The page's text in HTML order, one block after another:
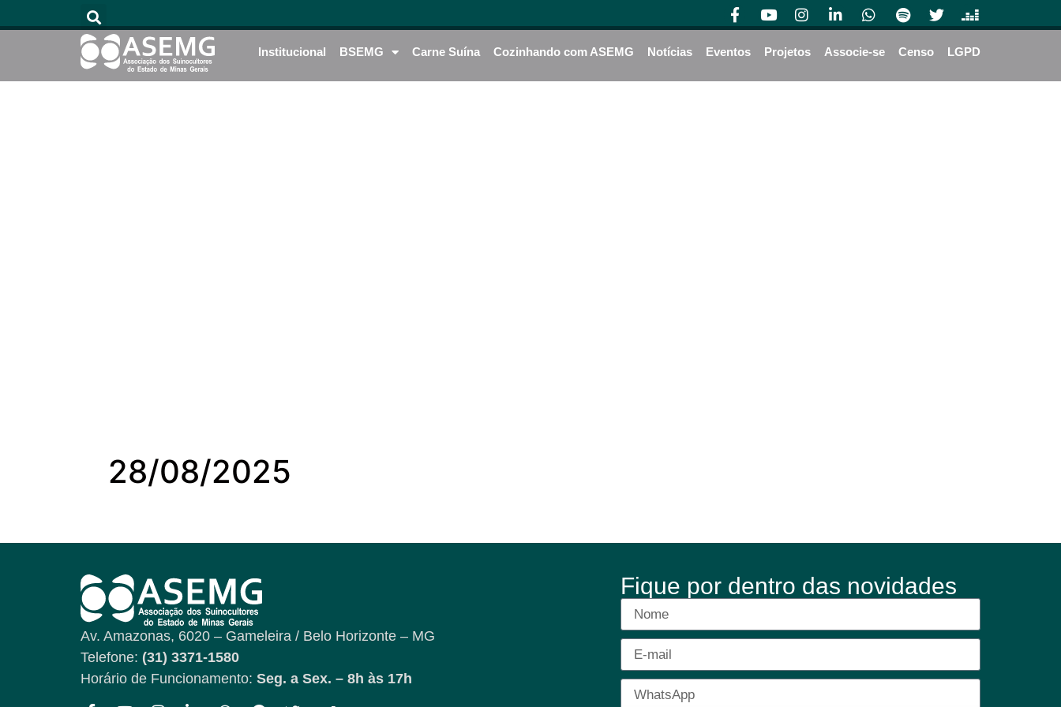
Institucional BSEMG Carne Suína Cozinhando com ASEMG Notícias Eventos Projetos Associe-se Censo LGPD
28/08/2025
Av. Amazonas, 6020 – Gameleira / Belo Horizonte – MG
Telefone: (31) 3371-1580
Horário de Funcionamento: Seg. a Sex. – 8h às 17h
Fique por dentro das novidades